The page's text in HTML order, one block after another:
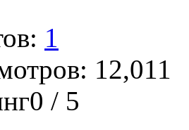
1
12,011
/ 5